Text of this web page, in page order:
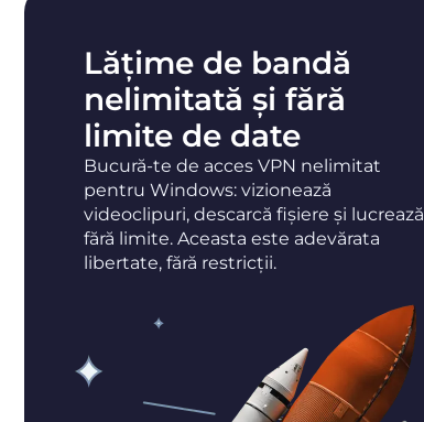
Lățime de bandă
nelimitată și fără
limite de date
Bucură-te de acces VPN nelimitat
pentru Windows: vizionează
videoclipuri, descarcă fișiere și lucrează
fără limite. Aceasta este adevărata
libertate, fără restricții.